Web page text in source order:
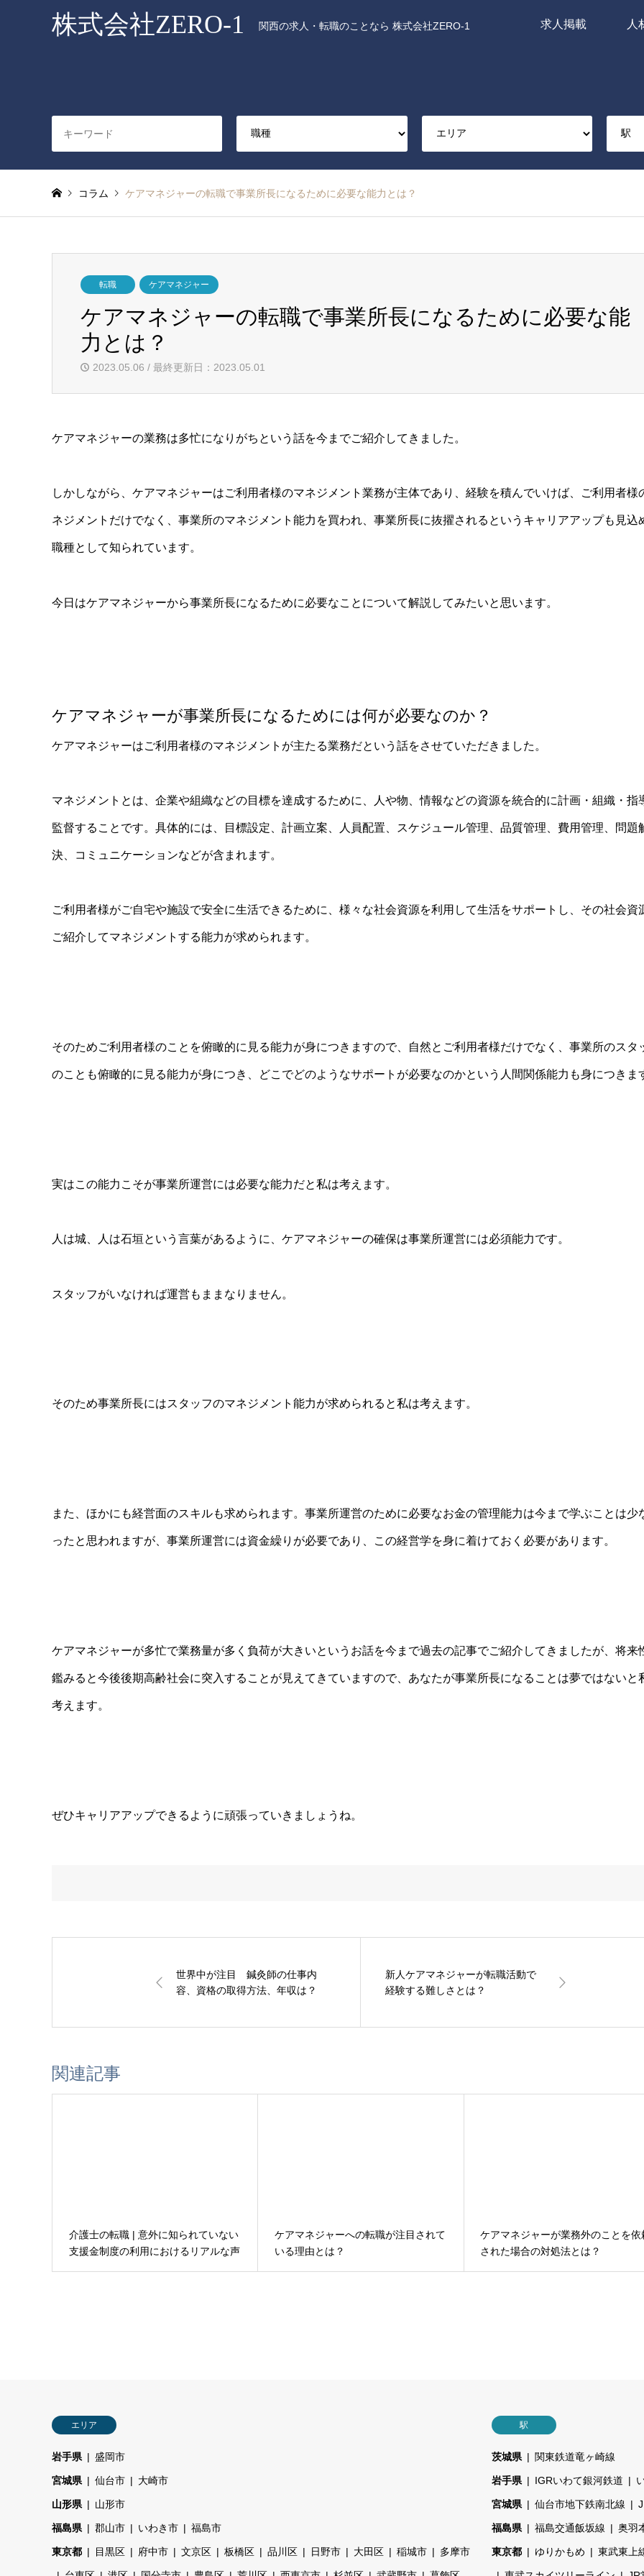
株式会社ZERO-1 関西の求人・転職のことなら 株式会社ZERO-1 求人掲載 人
コラム ケアマネジャーの転職で事業所長になるために必要な能力とは？
転職 ケアマネジャー
ケアマネジャーの転職で事業所長になるために必要な能
力とは？
2023.05.06 / 最終更新日：2023.05.01
ケアマネジャーの業務は多忙になりがちという話を今までご紹介してきました。
しかしながら、ケアマネジャーはご利用者様のマネジメント業務が主体であり、経験を積んでいけば、ご利用者様
ネジメントだけでなく、事業所のマネジメント能力を買われ、事業所長に抜擢されるというキャリアアップも見込
職種として知られています。
今日はケアマネジャーから事業所長になるために必要なことについて解説してみたいと思います。
ケアマネジャーが事業所長になるためには何が必要なのか？
ケアマネジャーはご利用者様のマネジメントが主たる業務だという話をさせていただきました。
マネジメントとは、企業や組織などの目標を達成するために、人や物、情報などの資源を統合的に計画・組織・指
監督することです。具体的には、目標設定、計画立案、人員配置、スケジュール管理、品質管理、費用管理、問題
決、コミュニケーションなどが含まれます。
ご利用者様がご自宅や施設で安全に生活できるために、様々な社会資源を利用して生活をサポートし、その社会資
ご紹介してマネジメントする能力が求められます。
そのためご利用者様のことを俯瞰的に見る能力が身につきますので、自然とご利用者様だけでなく、事業所のスタ
のことも俯瞰的に見る能力が身につき、どこでどのようなサポートが必要なのかという人間関係能力も身につきま
実はこの能力こそが事業所運営には必要な能力だと私は考えます。
人は城、人は石垣という言葉があるように、ケアマネジャーの確保は事業所運営には必須能力です。
スタッフがいなければ運営もままなりません。
そのため事業所長にはスタッフのマネジメント能力が求められると私は考えます。
また、ほかにも経営面のスキルも求められます。事業所運営のために必要なお金の管理能力は今まで学ぶことは少
ったと思われますが、事業所運営には資金繰りが必要であり、この経営学を身に着けておく必要があります。
ケアマネジャーが多忙で業務量が多く負荷が大きいというお話を今まで過去の記事でご紹介してきましたが、将来
鑑みると今後後期高齢社会に突入することが見えてきていますので、あなたが事業所長になることは夢ではないと
考えます。
ぜひキャリアアップできるように頑張っていきましょうね。
世界中が注目 鍼灸師の仕事内
容、資格の取得方法、年収は？
新人ケアマネジャーが転職活動で
経験する難しさとは？
関連記事
介護士の転職 | 意外に知られていない
支援金制度の利用におけるリアルな声
ケアマネジャーへの転職が注目されて
いる理由とは？
ケアマネジャーが業務外のことを依
された場合の対処法とは？
エリア
岩手県 盛岡市
宮城県 仙台市 大崎市
山形県 山形市
福島県 郡山市 いわき市 福島市
東京都 目黒区 府中市 文京区 板橋区 品川区 日野市 大田区 稲城市 多摩市
駅
茨城県 関東鉄道竜ヶ崎線
岩手県 IGRいわて銀河鉄道
宮城県 仙台市地下鉄南北線
福島県 福島交通飯坂線 奥羽
東京都 ゆりかもめ 東武東上